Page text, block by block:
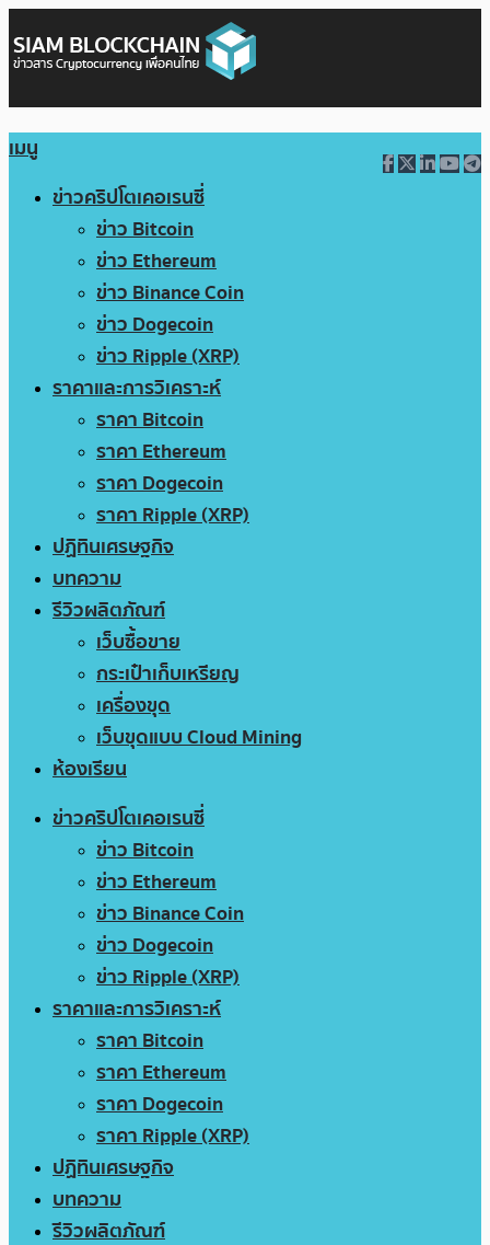
เมนู
ข่าวคริปโตเคอเรนซี่
ข่าว Bitcoin
ข่าว Ethereum
ข่าว Binance Coin
ข่าว Dogecoin
ข่าว Ripple (XRP)
ราคาและการวิเคราะห์
ราคา Bitcoin
ราคา Ethereum
ราคา Dogecoin
ราคา Ripple (XRP)
ปฏิทินเศรษฐกิจ
บทความ
รีวิวผลิตภัณฑ์
เว็บซื้อขาย
กระเป๋าเก็บเหรียญ
เครื่องขุด
เว็บขุดแบบ Cloud Mining
ห้องเรียน
ข่าวคริปโตเคอเรนซี่
ข่าว Bitcoin
ข่าว Ethereum
ข่าว Binance Coin
ข่าว Dogecoin
ข่าว Ripple (XRP)
ราคาและการวิเคราะห์
ราคา Bitcoin
ราคา Ethereum
ราคา Dogecoin
ราคา Ripple (XRP)
ปฏิทินเศรษฐกิจ
บทความ
รีวิวผลิตภัณฑ์